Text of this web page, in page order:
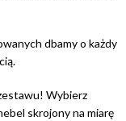
dbamy o każdy
Wybierz
skrojony na miarę